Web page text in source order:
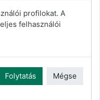
profilokat. A
felhasználói
Folytatás Mégse